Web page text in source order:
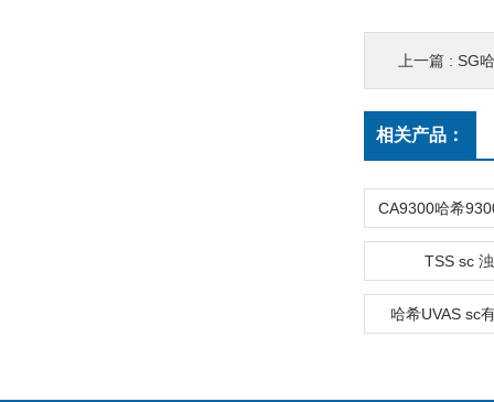
上一篇 : SG
相关产品：
TSS sc
哈希UVAS sc